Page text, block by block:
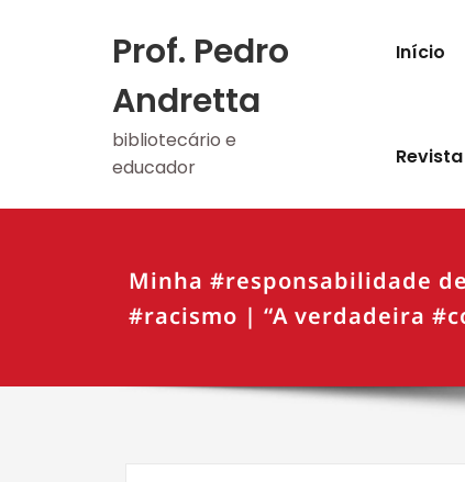
Prof. Pedro
Andretta
bibliotecário e
educador
Início
Minha #responsabilidade
#racismo | “A verdadeira